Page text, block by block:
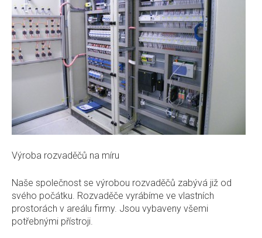
REFERENCE
KONTAKTY
Výroba rozvaděčů na míru
Naše společnost se výrobou rozvaděčů zabývá již od
svého počátku. Rozvaděče vyrábíme ve vlastních
prostorách v areálu firmy. Jsou vybaveny všemi
potřebnými přístroji.